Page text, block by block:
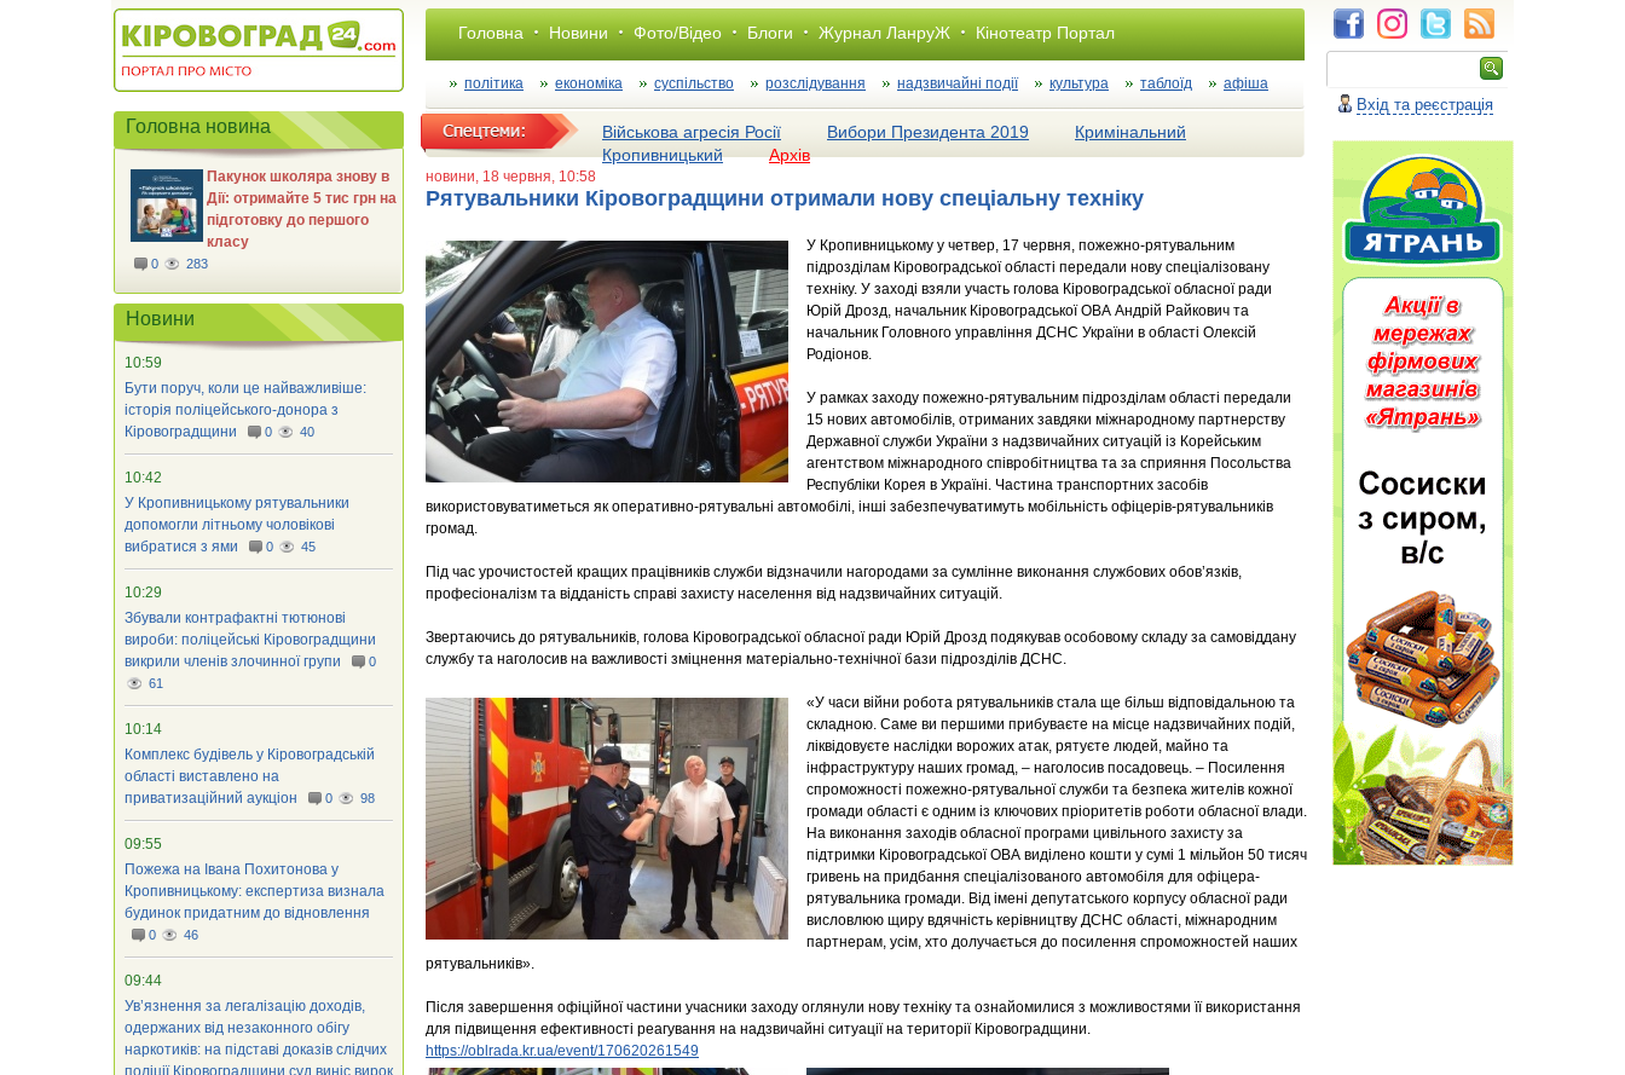
Головна Новини Фото/Відео Блоги Журнал ЛанруЖ Кінотеатр Портал
політика економіка суспільство розслiдування надзвичайні події культура таблоїд афіша
Військова агресія Росії Вибори Президента 2019
Кримінальний
Кропивницький
Архів
новини, 18 червня, 10:58
Рятувальники Кіровоградщини отримали нову спеціальну техніку
У Кропивницькому у четвер, 17 червня, пожежно-рятувальним
підрозділам Кіровоградської області передали нову спеціалізовану
техніку. У заході взяли участь голова Кіровоградської обласної ради
Юрій Дрозд, начальник Кіровоградської ОВА Андрій Райкович та
начальник Головного управління ДСНС України в області Олексій
Родіонов.
У рамках заходу пожежно-рятувальним підрозділам області передали
15 нових автомобілів, отриманих завдяки міжнародному партнерству
Державної служби України з надзвичайних ситуацій із Корейським
агентством міжнародного співробітництва та за сприяння Посольства
Республіки Корея в Україні. Частина транспортних засобів
використовуватиметься як оперативно-рятувальні автомобілі, інші забезпечуватимуть мобільність офіцерів-рятувальників
громад.
Під час урочистостей кращих працівників служби відзначили нагородами за сумлінне виконання службових обов’язків,
професіоналізм та відданість справі захисту населення від надзвичайних ситуацій.
Звертаючись до рятувальників, голова Кіровоградської обласної ради Юрій Дрозд подякував особовому складу за самовіддану
службу та наголосив на важливості зміцнення матеріально-технічної бази підрозділів ДСНС.
«У часи війни робота рятувальників стала ще більш відповідальною та
складною. Саме ви першими прибуваєте на місце надзвичайних подій,
ліквідовуєте наслідки ворожих атак, рятуєте людей, майно та
інфраструктуру наших громад, – наголосив посадовець. – Посилення
спроможності пожежно-рятувальної служби та безпека жителів кожної
громади області є одним із ключових пріоритетів роботи обласної влади.
На виконання заходів обласної програми цивільного захисту за
підтримки Кіровоградської ОВА виділено кошти у сумі 1 мільйон 50 тисяч
гривень на придбання спеціалізованого автомобіля для офіцера-
рятувальника громади. Від імені депутатського корпусу обласної ради
висловлюю щиру вдячність керівництву ДСНС області, міжнародним
партнерам, усім, хто долучається до посилення спроможностей наших
рятувальників».
Після завершення офіційної частини учасники заходу оглянули нову техніку та ознайомилися з можливостями її використання
для підвищення ефективності реагування на надзвичайні ситуації на території Кіровоградщини.
https://oblrada.kr.ua/event/170620261549
Головна новина
Пакунок школяра знову в
Дії: отримайте 5 тис грн на
підготовку до першого
класу
0 283
Новини
10:59
Бути поруч, коли це найважливіше:
історія поліцейського-донора з
Кіровоградщини
0 40
10:42
У Кропивницькому рятувальники
допомогли літньому чоловікові
вибратися з ями
0 45
10:29
Збували контрафактні тютюнові
вироби: поліцейські Кіровоградщини
викрили членів злочинної групи
0
61
10:14
Комплекс будівель у Кіровоградській
області виставлено на
приватизаційний аукціон
0 98
09:55
Пожежа на Івана Похитонова у
Кропивницькому: експертиза визнала
будинок придатним до відновлення
0 46
09:44
Ув’язнення за легалізацію доходів,
одержаних від незаконного обігу
наркотиків: на підставі доказів слідчих
поліції Кіровоградщини суд виніс вирок
Вхід та реєстрація